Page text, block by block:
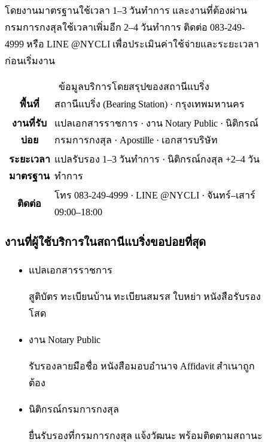
โดยงานมาตรฐานใช้เวลา 1–3 วันทำการ และงานที่ต้องผ่าน
กรมการกงสุลใช้เวลาเพิ่มอีก 2–4 วันทำการ ติดต่อ 083-249-
4999 หรือ LINE @NYCLI เพื่อประเมินค่าใช้จ่ายและระยะเวลา
ก่อนเริ่มงาน
ข้อมูลบริการโดยสรุปของสถานีแบริ่ง
พื้นที่
สถานีแบริ่ง (Bearing Station) · กรุงเทพมหานคร
งานที่รับ
บ่อย
แปลเอกสารราชการ · งาน Notary Public · นิติกรณ์
กรมการกงสุล · Apostille · เอกสารบริษัท
ระยะเวลา
มาตรฐาน
แปลรับรอง 1–3 วันทำการ · นิติกรณ์กงสุล +2–4 วัน
ทำการ
ติดต่อ
โทร 083-249-4999 · LINE @NYCLI · จันทร์–เสาร์
09:00–18:00
งานที่ผู้ใช้บริการในสถานีแบริ่งขอบ่อยที่สุด
แปลเอกสารราชการ
สูติบัตร ทะเบียนบ้าน ทะเบียนสมรส ใบหย่า หนังสือรับรอง
โสด
งาน Notary Public
รับรองลายมือชื่อ หนังสือมอบอำนาจ Affidavit สำเนาถูก
ต้อง
นิติกรณ์กรมการกงสุล
ยื่นรับรองที่กรมการกงสุล แจ้งวัฒนะ พร้อมติดตามสถานะ